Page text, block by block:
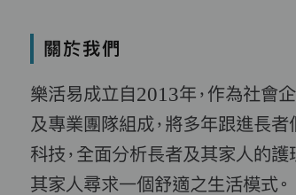
關於我們
樂活易成立自2013年，作為社會
及專業團隊組成，將多年跟進長
科技，全面分析長者及其家人的
其家人尋求一個舒適之生活模式。